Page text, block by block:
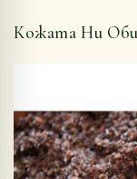
Кожата Ни